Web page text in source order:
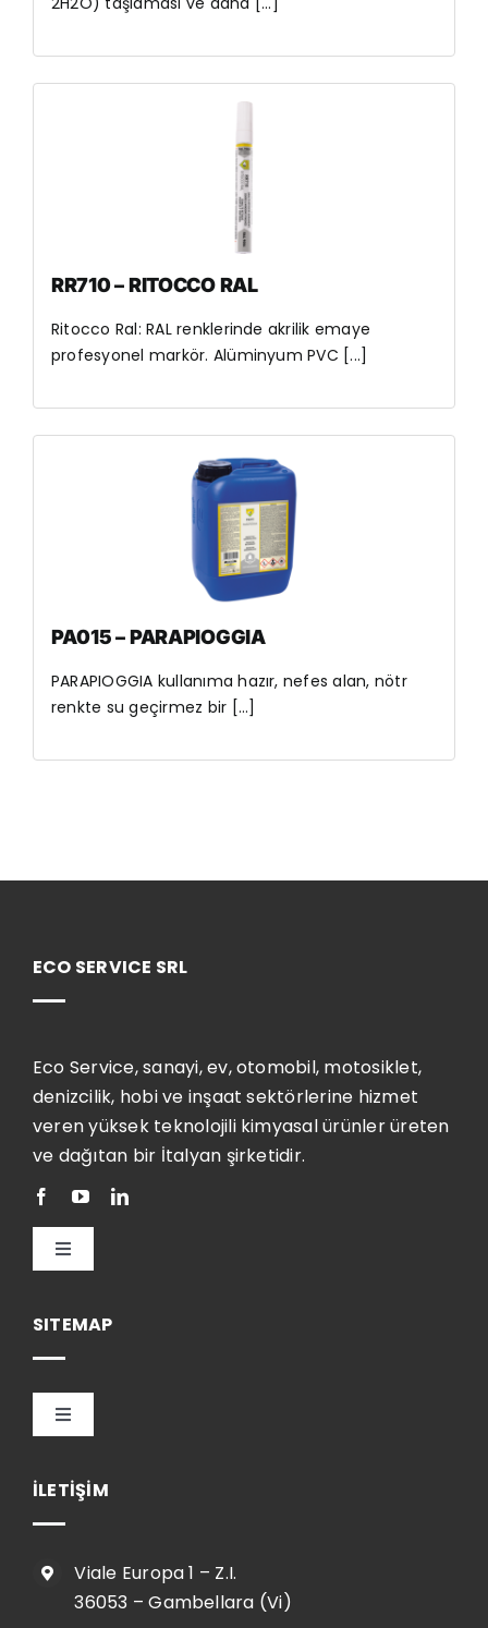
RR710 – RITOCCO RAL
Ritocco Ral: RAL renklerinde akrilik emaye
profesyonel markör. Alüminyum PVC [...]
PA015 – PARAPIOGGIA
PARAPIOGGIA kullanıma hazır, nefes alan, nötr
renkte su geçirmez bir [...]
ECO SERVICE SRL
Eco Service, sanayi, ev, otomobil, motosiklet,
denizcilik, hobi ve inşaat sektörlerine hizmet
veren yüksek teknolojili kimyasal ürünler üreten
ve dağıtan bir İtalyan şirketidir.
Toggle
SITEMAP
Toggle
İLETİŞİM
Viale Europa 1 – Z.I.
36053 – Gambellara (Vi)